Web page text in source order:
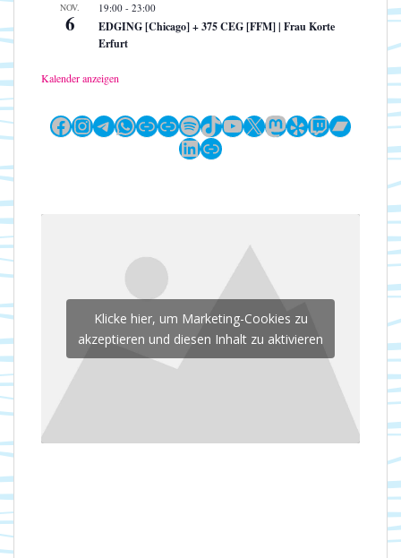
NOV.
6
19:00 - 23:00
EDGING [Chicago] + 375 CEG [FFM] | Frau Korte
Erfurt
Kalender anzeigen
Facebook
Instagram
Telegram
WhatsApp
LinkLinkSpotify
TikTok
YouTube
X Mastodon
YelpTwitch
LinkedIn
Link
Klicke hier, um Marketing-Cookies zu
akzeptieren und diesen Inhalt zu aktivieren